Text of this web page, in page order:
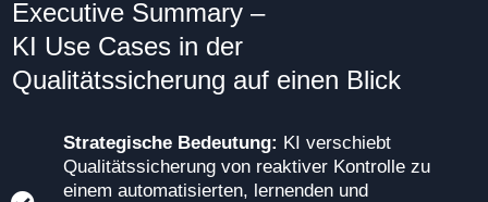
Executive Summary –
KI Use Cases in der
Qualitätssicherung auf einen Blick
Strategische Bedeutung: KI verschiebt
Qualitätssicherung von reaktiver Kontrolle zu
einem automatisierten, lernenden und